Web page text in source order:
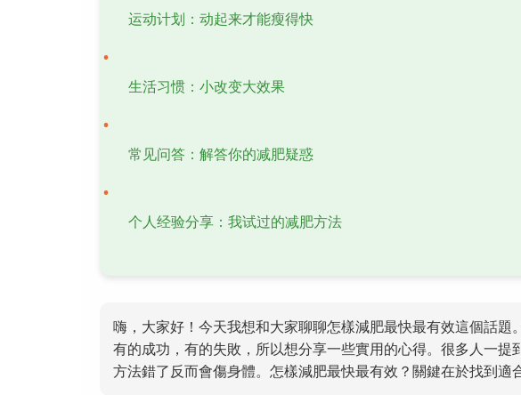
运动计划：动起来才能瘦得快
生活习惯：小改变大效果
常见问答：解答你的减肥疑惑
个人经验分享：我试过的减肥方法
嗨，大家好！今天我想和大家聊聊怎樣減肥最快最有效這個話題
有的成功，有的失敗，所以想分享一些實用的心得。很多人一
方法錯了反而會傷身體。怎樣減肥最快最有效？關鍵在於找到適